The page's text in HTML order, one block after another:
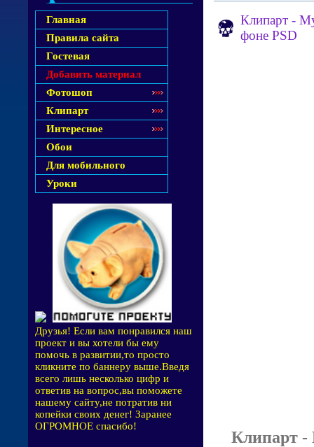
Главная
Правила сайта
Гостевая
Добавить материал
Фотошоп
Клипарт
Интересное
Обои
Для мобильного
Уроки
Друзья! Если вам понравился наш
проект и вы хотели бы ему
помочь в развитии,то просто
кликните по баннеру выше.Введя
всего лишь несколько цифр и
ответив на вопрос,вы поможете
нашему сайту,не потратив ни
копейки своих денег! Заранее
ОГРОМНОЕ спасибо!
Клипарт -
фоне PSD
Клипарт -